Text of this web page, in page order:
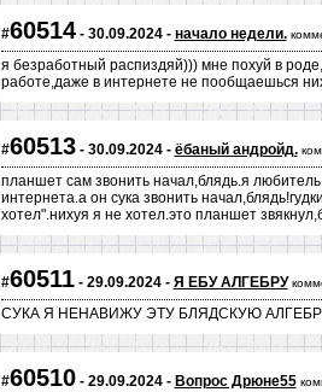
#60514- 30.09.2024 - начало недели.
я безработный распиздяй))) мне похуй в
работе,даже в интернете не пообщаешься
#60513- 30.09.2024 - ёбаный андройд.
планшет сам звонить начал,блядь.я
интернета.а он сука звонить
хотел".нихуя я не хотел.это планшет
#60511- 29.09.2024 - Я ЕБУ АЛГЕБРУ
СУКА Я НЕНАВИЖУ ЭТУ БЛЯДСКУЮ
#60510- 29.09.2024 - Вопрос Дрюне55